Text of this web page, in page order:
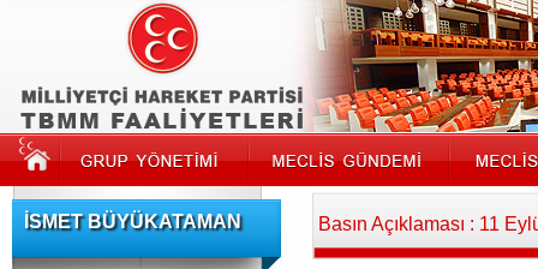
İSMET BÜYÜKATAMAN Basın Açıklaması : 11